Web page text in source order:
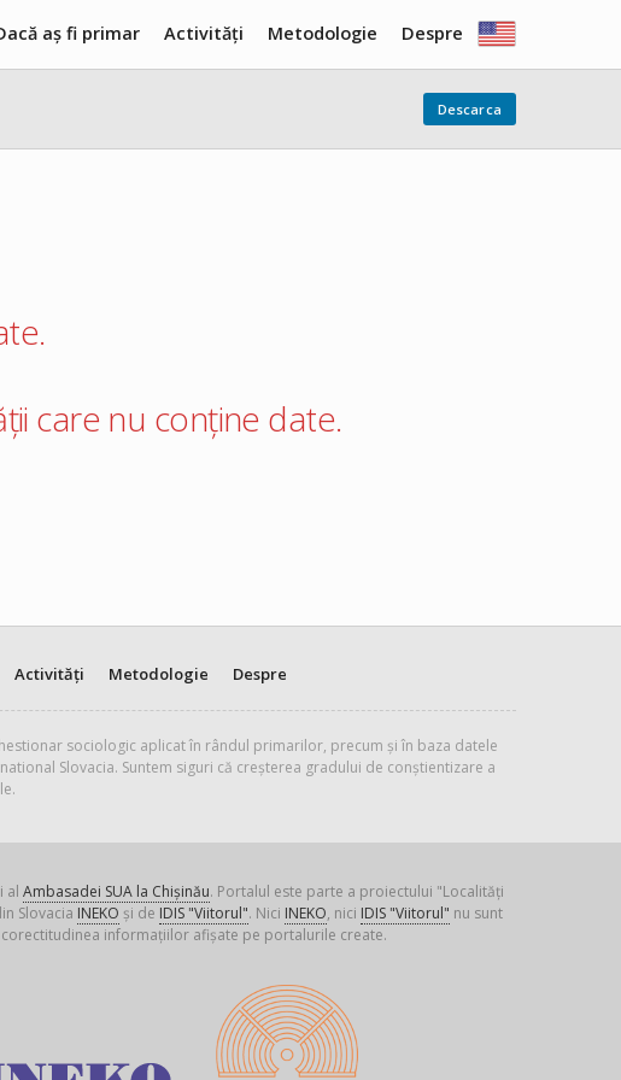
Despre
Metodologie
Activități
aș fi primar
Descarca
care nu conține date.
Activități Metodologie Despre
sociologic aplicat în rândul primarilor, precum și în baza datele
Slovacia. Suntem siguri că creșterea gradului de conștientizare a
al Ambasadei SUA la Chișinău. Portalul este parte a proiectului "Localități
Slovacia INEKO și de IDIS "Viitorul". Nici INEKO, nici IDIS "Viitorul" nu sunt
informațiilor afișate pe portalurile create.